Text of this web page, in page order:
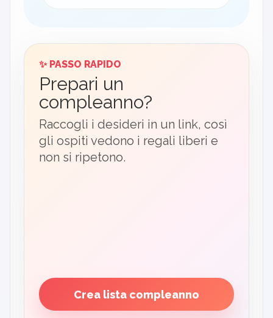
✨ PASSO RAPIDO
Prepari un
compleanno?
Raccogli i desideri in un link, così
gli ospiti vedono i regali liberi e
non si ripetono.
Crea lista compleanno